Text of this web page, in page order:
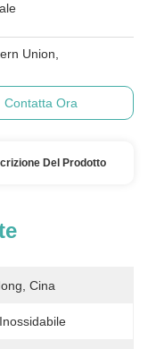
Union,
Contatta Ora
Del Prodotto
Cina